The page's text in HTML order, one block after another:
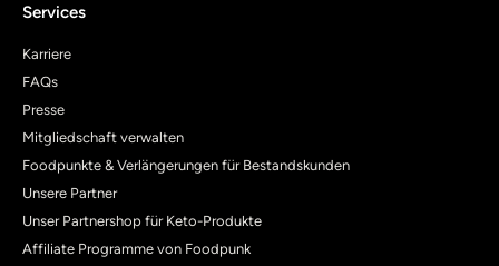
Services
Karriere
FAQs
Presse
Mitgliedschaft verwalten
Foodpunkte & Verlängerungen für Bestandskunden
Unsere Partner
Unser Partnershop für Keto-Produkte
Affiliate Programme von Foodpunk